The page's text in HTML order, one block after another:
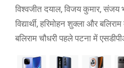
विश्वजीत दयाल, विजय कुमार, संजय
विद्यार्थी, हरिमोहन शुक्ला और
बलिराम चौधरी पहले पटना में